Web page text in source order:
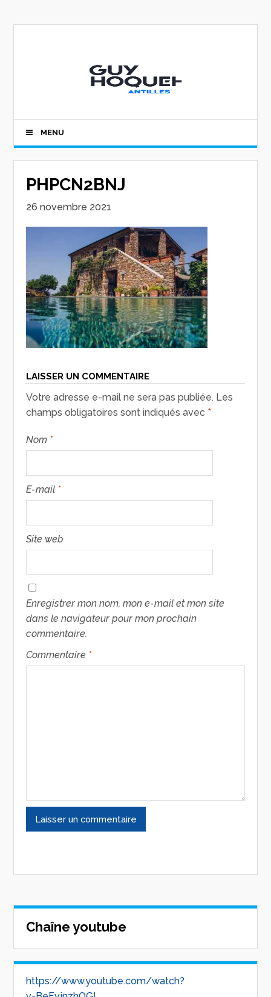
MENU
PHPCN2BNJ
26 novembre 2021
LAISSER UN COMMENTAIRE
Votre adresse e-mail ne sera pas publiée. Les
champs obligatoires sont indiqués avec *
Nom *
E-mail *
Site web
Enregistrer mon nom, mon e-mail et mon site
dans le navigateur pour mon prochain
commentaire.
Commentaire *
Chaîne youtube
https://www.youtube.com/watch?